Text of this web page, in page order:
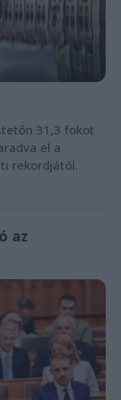
31,3 fokot
el a
rekordjától.
az